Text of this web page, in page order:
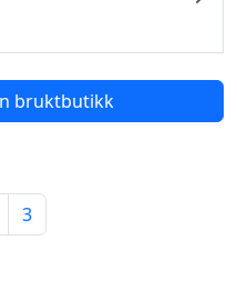
bruktbutikk
3